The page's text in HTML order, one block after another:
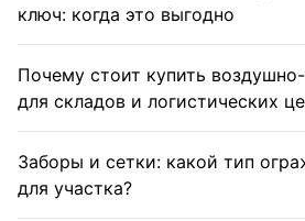
ключ: когда это выгодно
Почему стоит купить
для складов и логистических
Заборы и сетки: какой тип
для участка?